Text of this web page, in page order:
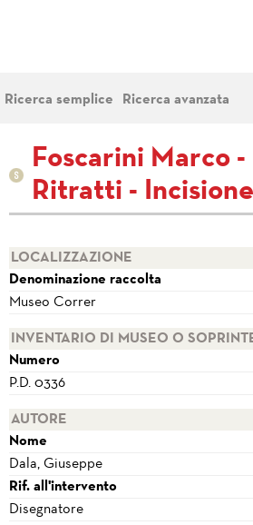
Ricerca semplice Ricerca avanzata
Foscarini Marco -
Ritratti - Incisione
LOCALIZZAZIONE
Denominazione raccolta
Museo Correr
INVENTARIO DI MUSEO O
Numero
P.D. 0336
AUTORE
Nome
Dala, Giuseppe
Rif. all'intervento
Disegnatore